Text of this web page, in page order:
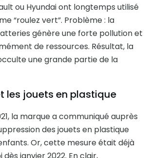
ou Hyundai ont longtemps utilisé
“roulez vert”. Problème : la
génère une forte pollution et
de ressources. Résultat, la
une grande partie de la
les jouets en plastique
la marque a communiqué auprès
des jouets en plastique
Or, cette mesure était déjà